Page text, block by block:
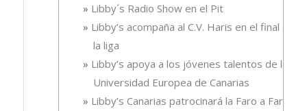
Libby´s Radio Show en el Pit
Libby’s acompaña al C.V. Haris en el final de
la liga
Libby’s apoya a los jóvenes talentos de la
Universidad Europea de Canarias
Libby’s Canarias patrocinará la Faro a Faro